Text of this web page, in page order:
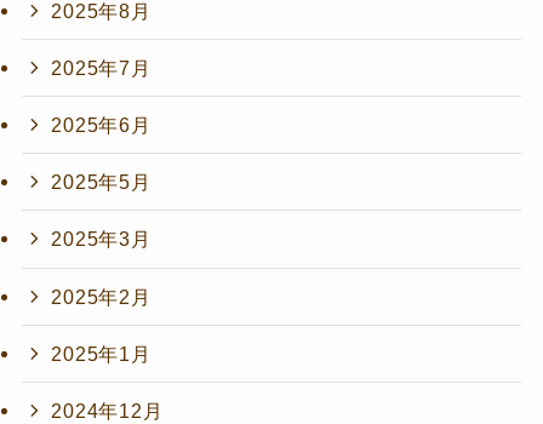
2025年8月
2025年7月
2025年6月
2025年5月
2025年3月
2025年2月
2025年1月
2024年12月